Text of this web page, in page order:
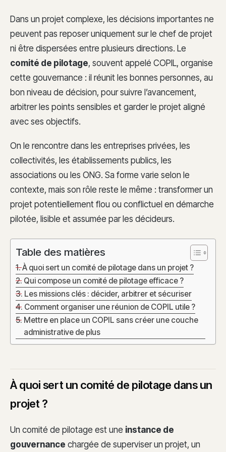
Dans un projet complexe, les décisions importantes ne
peuvent pas reposer uniquement sur le chef de projet
ni être dispersées entre plusieurs directions. Le
comité de pilotage, souvent appelé COPIL, organise
cette gouvernance : il réunit les bonnes personnes, au
bon niveau de décision, pour suivre l’avancement,
arbitrer les points sensibles et garder le projet aligné
avec ses objectifs.
On le rencontre dans les entreprises privées, les
collectivités, les établissements publics, les
associations ou les ONG. Sa forme varie selon le
contexte, mais son rôle reste le même : transformer un
projet potentiellement flou ou conflictuel en démarche
pilotée, lisible et assumée par les décideurs.
Table des matières
À quoi sert un comité de pilotage dans un projet ?
Qui compose un comité de pilotage efficace ?
Les missions clés : décider, arbitrer et sécuriser
Comment organiser une réunion de COPIL utile ?
Mettre en place un COPIL sans créer une couche
administrative de plus
À quoi sert un comité de pilotage dans un
projet ?
Un comité de pilotage est une instance de
gouvernance chargée de superviser un projet, un